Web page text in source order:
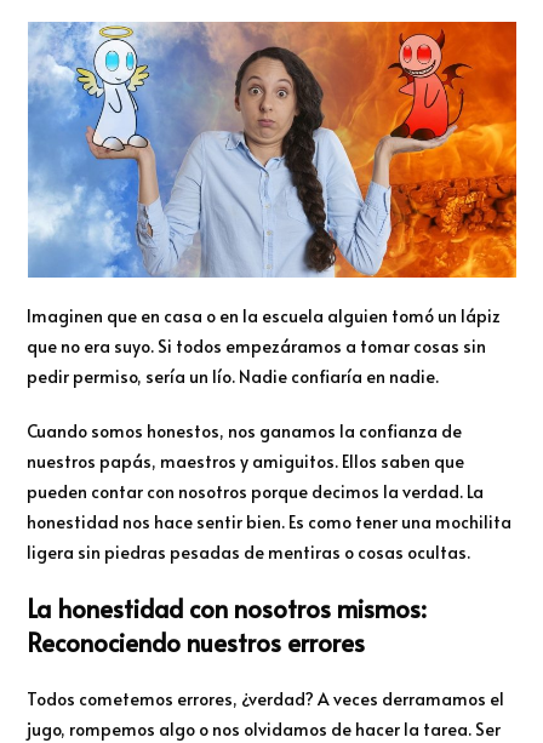
Imaginen que en casa o en la escuela alguien tomó un lápiz
que no era suyo. Si todos empezáramos a tomar cosas sin
pedir permiso, sería un lío. Nadie confiaría en nadie.
Cuando somos honestos, nos ganamos la confianza de
nuestros papás, maestros y amiguitos. Ellos saben que
pueden contar con nosotros porque decimos la verdad. La
honestidad nos hace sentir bien. Es como tener una mochilita
ligera sin piedras pesadas de mentiras o cosas ocultas.
La honestidad con nosotros mismos:
Reconociendo nuestros errores
Todos cometemos errores, ¿verdad? A veces derramamos el
jugo, rompemos algo o nos olvidamos de hacer la tarea. Ser